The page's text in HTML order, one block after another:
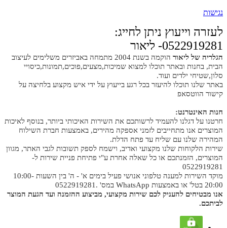
נגישות
לעזרה וייעוץ ניתן לחייג:
0522919281- ליאור
הגלריה של ליאור
הוקמה בשנת 2004 מתמחה באביזרים משלימים לעיצוב
הבית, בחנות ובאתר תוכלו למצוא שמיכות,מצעים,פוכים,תמונות,כיסויי
סלון,שטיחי ילדים ועוד.
באתר שלנו תוכלו להיעזר בכל רגע בייעוץ על ידי איש מקצוע בלחיצה על
קישור הווטסאפ
חנות האינטרנט:
חרטנו על דגלנו להעמיד לרשותכם את השירות האיכותי ביותר, בנוסף לאיכות
המוצרים אנו מתחייבים לזמני אספקה מהירים, באמצעות חברת השילוח
המהירה שלנו עם שליח עד פתח הדלת.
שירות הלקוחות שלנו מקצועי ואדיב, וישמח לספק תשובות לגבי האתר, מגוון
המוצרים, הזמנתכם או כל שאלה אחרת ע"י פתיחת פניית שירות ל-
0522919281
מוקד השירות למענה טלפוני אנושי פעיל בימים א' - ה' בין השעות 10:00-
20:00 בטל' או באמצעות WhatsApp במס' .0522919281
אנו מבטיחים להעניק לכם שירות מקצועי, מביצוע ההזמנה ועד הגעת המוצר
לביתכם.